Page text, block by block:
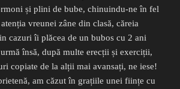
și plini de bube, chinuindu-ne în fel
vreunei zâne din clasă, căreia
cazuri îi plăcea de un bubos cu 2 ani
însă, după multe erecții și exerciții,
copiate de la alții mai avansați, ne iese!
am căzut în grațiile unei ființe cu